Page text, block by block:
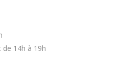
de 14h à 19h